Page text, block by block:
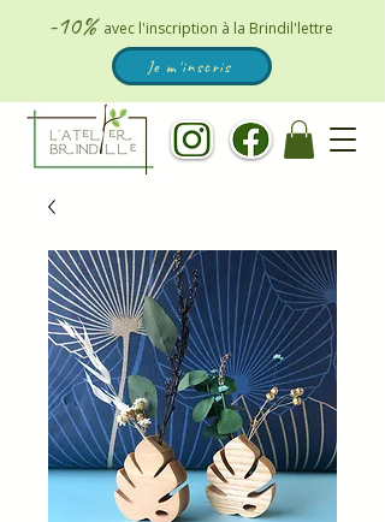
-10% avec l'inscription à la Brindil'lettre
Je m'inscris